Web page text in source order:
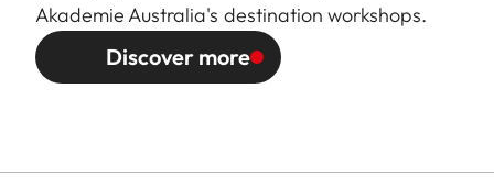
Akademie Australia's destination workshops.
Discover more